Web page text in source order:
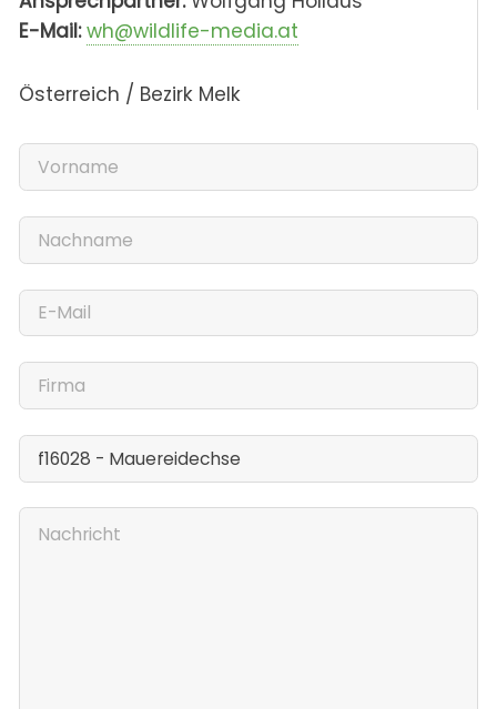
E-Mail: wh@wildlife-media.at
Österreich / Bezirk Melk